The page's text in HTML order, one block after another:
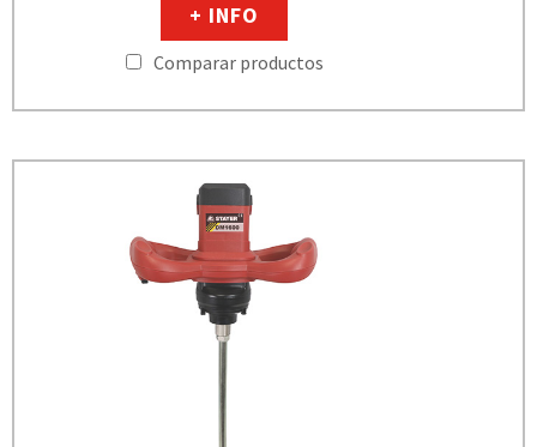
+ INFO
Comparar productos